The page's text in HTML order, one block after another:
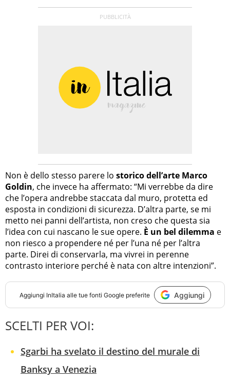
Non è dello stesso parere lo storico dell’arte Marco
Goldin, che invece ha affermato: “Mi verrebbe da dire
che l’opera andrebbe staccata dal muro, protetta ed
esposta in condizioni di sicurezza. D’altra parte, se mi
metto nei panni dell’artista, non creso che questa sia
l’idea con cui nascano le sue opere. È un bel dilemma e
non riesco a propendere né per l’una né per l’altra
parte. Direi di conservarla, ma vivrei in perenne
contrasto interiore perché è nata con altre intenzioni”.
Aggiungi InItalia alle tue fonti Google preferite Aggiungi
SCELTI PER VOI:
Sgarbi ha svelato il destino del murale di
Banksy a Venezia